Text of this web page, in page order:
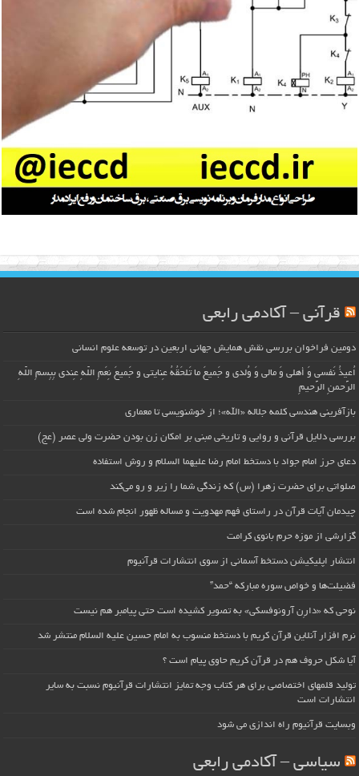
قرآنی – آکادمی رابعی
دومین فراخوان بررسی نقش همایش جهانی اربعین در توسعه علوم انسانی
اُعیذُ نَفسی وَ أهلی وَ مالی وَ وُلدی و جَمیعَ ما تَلحَقُهُ عِنایتی و جَمیعَ نِعَمِ اللّهِ عِندی بِبِسمِ اللّهِ
الرَّحمنِ الرَّحیمِ
بازآفرینی هندسی کلمه جلاله «الله»؛ از خوشنویسی تا معماری
بررسی دلایل قرآنی و روایی و تاریخی مبنی بر امکان زن بودن حضرت ولی عصر (عج)
دعای حرز امام جواد با دستخط امام رضا علیهما السلام و روش استفاده
صلواتی برای حضرت زهرا (س) که زندگی شما را زیر و رو می‌کند
چیدمان آیات قرآن در راستای فهم مهدویت و مساله ظهور انجام شده است
گزارشی از موزه حرم بانوی کرامت
انتشار اپلیکیشن دستخط آسمانی از سوی انتشارات قرآنیوم
فضیلت‌ها و خواص سوره مبارکه “حمد”
نوحی که «دارِن آرونوفسکی» به تصویر کشیده است حتی پیامبر هم نیست
نرم افزار آنلاین قرآن کریم با دستخط منسوب به امام حسین علیه السلام منتشر شد
آیا شکل حروف هم در قرآن کریم حاوی پیام است ؟
تولید قلمهای اختصاصی برای هر کتاب وجه تمایز انتشارات قرآنیوم نسبت به سایر
انتشارات است
وبسایت قرآنیوم راه اندازی می شود
سیاسی – آکادمی رابعی